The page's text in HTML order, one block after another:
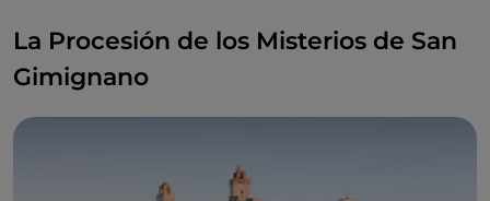
La Procesión de los Misterios de San
Gimignano